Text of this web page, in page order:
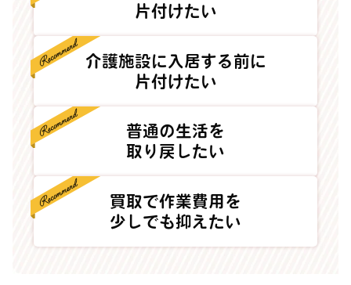
片付けたい
介護施設に入居する前に
片付けたい
普通の生活を
取り戻したい
買取で作業費用を
少しでも抑えたい